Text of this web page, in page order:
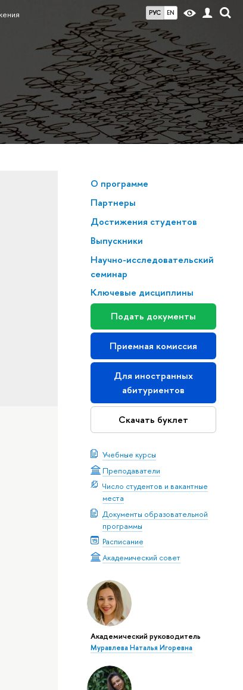
РУС EN
О программе
Партнеры
Достижения студентов
Выпускники
Научно-исследовательский
семинар
Ключевые дисциплины
Подать документы
Приемная комиссия
Для иностранных
абитуриентов
Скачать буклет
Учебные курсы
Преподаватели
Число студентов и вакантные
места
Документы образовательной
программы
Расписание
Академический совет
Академический руководитель
Муравлева Наталья Игоревна